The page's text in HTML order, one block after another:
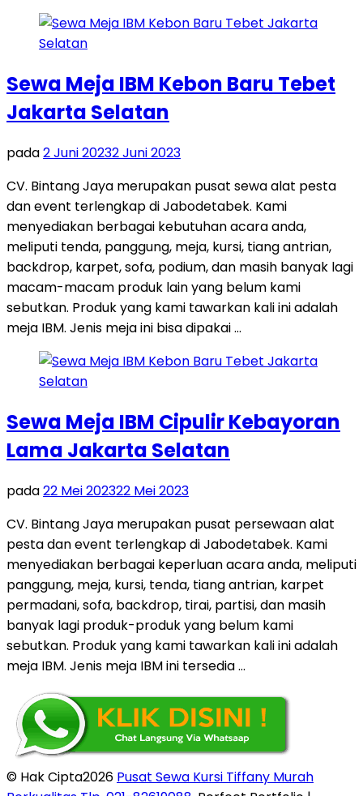
Sewa Meja IBM Kebon Baru Tebet
Jakarta Selatan
pada2 Juni 20232 Juni 2023
CV. Bintang Jaya merupakan pusat sewa alat pesta
dan event terlengkap di Jabodetabek. Kami
menyediakan berbagai kebutuhan acara anda,
meliputi tenda, panggung, meja, kursi, tiang antrian,
backdrop, karpet, sofa, podium, dan masih banyak lagi
macam-macam produk lain yang belum kami
sebutkan. Produk yang kami tawarkan kali ini adalah
meja IBM. Jenis meja ini bisa dipakai …
Sewa Meja IBM Cipulir Kebayoran
Lama Jakarta Selatan
pada22 Mei 202322 Mei 2023
CV. Bintang Jaya merupakan pusat persewaan alat
pesta dan event terlengkap di Jabodetabek. Kami
menyediakan berbagai keperluan acara anda, meliputi
panggung, meja, kursi, tenda, tiang antrian, karpet
permadani, sofa, backdrop, tirai, partisi, dan masih
banyak lagi produk-produk yang belum kami
sebutkan. Produk yang kami tawarkan kali ini adalah
meja IBM. Jenis meja IBM ini tersedia …
© Hak Cipta2026 Pusat Sewa Kursi Tiffany Murah